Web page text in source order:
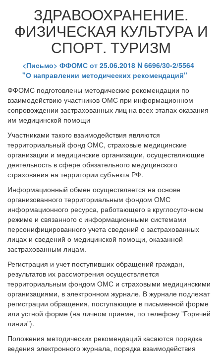
ЗДРАВООХРАНЕНИЕ.
ФИЗИЧЕСКАЯ КУЛЬТУРА И
СПОРТ. ТУРИЗМ
<Письмо> ФФОМС от 25.06.2018 N 6696/30-2/5564
"О направлении методических рекомендаций"
ФФОМС подготовлены методические рекомендации по
взаимодействию участников ОМС при информационном
сопровождении застрахованных лиц на всех этапах оказания
им медицинской помощи
Участниками такого взаимодействия являются
территориальный фонд ОМС, страховые медицинские
организации и медицинские организации, осуществляющие
деятельность в сфере обязательного медицинского
страхования на территории субъекта РФ.
Информационный обмен осуществляется на основе
организованного территориальным фондом ОМС
информационного ресурса, работающего в круглосуточном
режиме и связанного с информационными системами
персонифицированного учета сведений о застрахованных
лицах и сведений о медицинской помощи, оказанной
застрахованным лицам.
Регистрация и учет поступивших обращений граждан,
результатов их рассмотрения осуществляется
территориальным фондом ОМС и страховыми медицинскими
организациями, в электронном журнале. В журнале подлежат
регистрации обращения, поступающие в письменной форме
или устной форме (на личном приеме, по телефону "Горячей
линии").
Положения методических рекомендаций касаются порядка
ведения электронного журнала, порядка взаимодействия